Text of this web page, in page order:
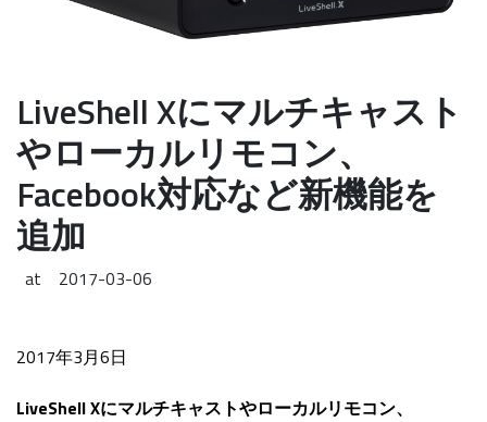
LiveShell Xにマルチキャスト
やローカルリモコン、
Facebook対応など新機能を
追加
at 2017-03-06
2017年3月6日
LiveShell Xにマルチキャストやローカルリモコン、